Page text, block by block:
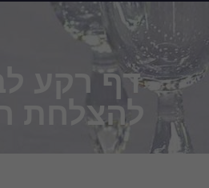
דף רקע
להצלחת